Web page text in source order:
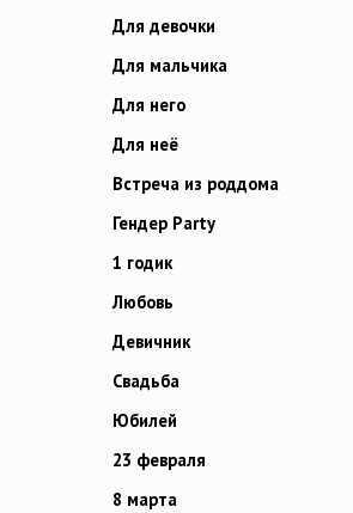
Для девочки
Для мальчика
Для него
Для неё
Встреча из роддома
Гендер Party
1 годик
Любовь
Девичник
Свадьба
Юбилей
23 февраля
8 марта